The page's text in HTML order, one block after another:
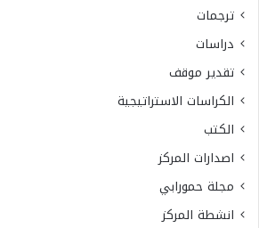
ترجمات
دراسات
تقدير موقف
الكراسات الاستراتيجية
الكتب
اصدارات المركز
مجلة حمورابي
انشطة المركز